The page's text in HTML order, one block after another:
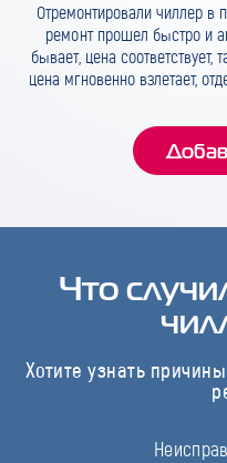
Отремонтировали чиллер
ремонт прошел быстро и
бывает, цена
цена мгновенно взлетает,
Что
Хотите узнать